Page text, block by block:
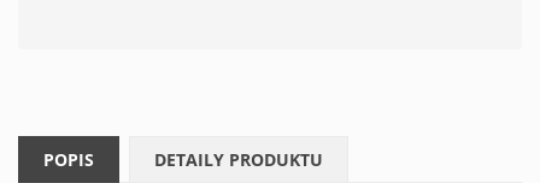
POPIS DETAILY PRODUKTU
add_circle_outlineVytvořit nový seznam